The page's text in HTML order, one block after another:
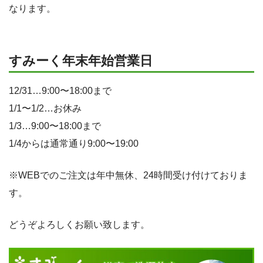
なります。
すみーく年末年始営業日
12/31…9:00〜18:00まで
1/1〜1/2…お休み
1/3…9:00〜18:00まで
1/4からは通常通り9:00〜19:00
※WEBでのご注文は年中無休、24時間受け付けておりま
す。
どうぞよろしくお願い致します。